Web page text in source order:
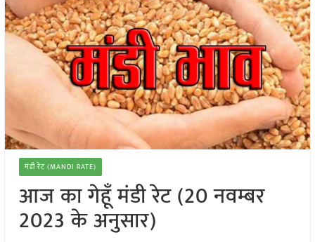
मंडी रेट (MANDI RATE)
आज का गेहूँ मंडी रेट (20 नवम्बर
2023 के अनुसार)